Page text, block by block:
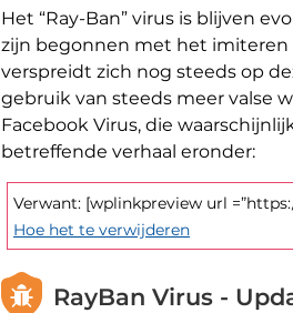
Het “Ray-Ban” virus is blijven
zijn begonnen met het imiteren
verspreidt zich nog steeds op
gebruik van steeds meer valse
Facebook Virus, die
betreffende verhaal eronder:
Verwant: [wplinkpreview url
Hoe het te verwijderen
RayBan Virus -